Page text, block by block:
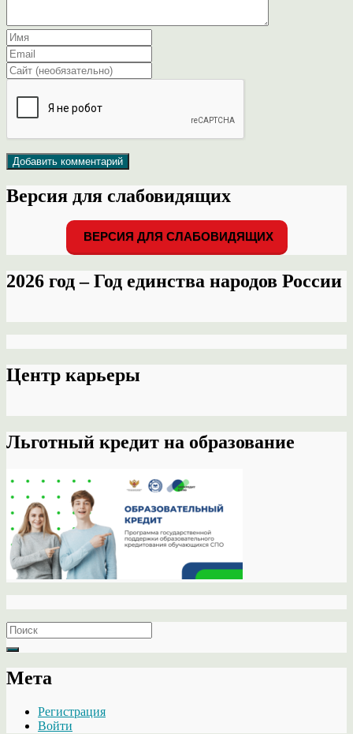
Версия для слабовидящих
ВЕРСИЯ ДЛЯ СЛАБОВИДЯЩИХ
2026 год – Год единства народов России
Центр карьеры
Льготный кредит на образование
Search
for:
Мета
Регистрация
Войти